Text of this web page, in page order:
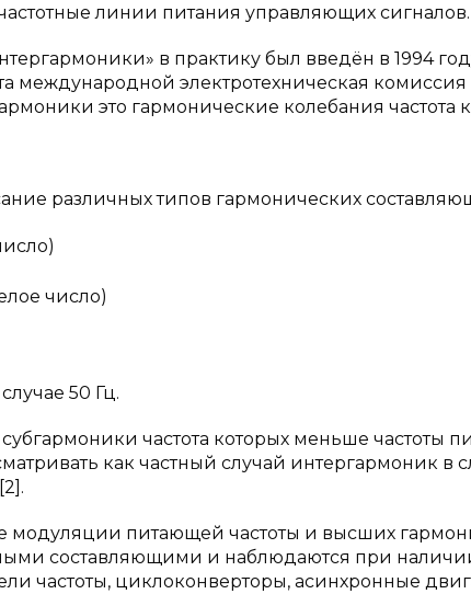
линии питания управляющих сигналов.
в практику был введён в 1994
международной электротехническая
это гармонические колебания частота
различных типов гармонических
число)
50 Гц.
частота которых меньше частоты
как частный случай интергармоник в
модуляции питающей частоты и высших
составляющими и наблюдаются при
частоты, циклоконверторы, асинхронные